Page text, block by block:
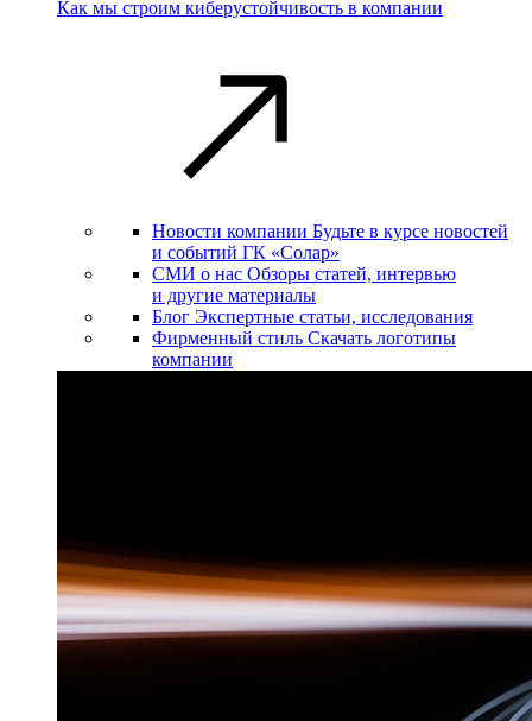
Как мы строим киберустойчивость в компании
Новости компании Будьте в курсе новостей
и событий ГК «Солар»
СМИ о нас Обзоры статей, интервью
и другие материалы
Блог Экспертные статьи, исследования
Фирменный стиль Скачать логотипы
компании